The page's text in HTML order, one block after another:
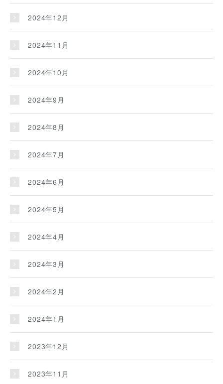
2024年12月
2024年11月
2024年10月
2024年9月
2024年8月
2024年7月
2024年6月
2024年5月
2024年4月
2024年3月
2024年2月
2024年1月
2023年12月
2023年11月